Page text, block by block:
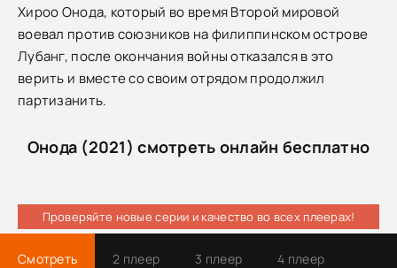
Хироо Онода, который во время Второй мировой
воевал против союзников на филиппинском острове
Лубанг, после окончания войны отказался в это
верить и вместе со своим отрядом продолжил
партизанить.
Онода (2021) смотреть онлайн бесплатно
Проверяйте новые серии и качество во всех плеерах!
Смотреть 2 плеер 3 плеер 4 плеер